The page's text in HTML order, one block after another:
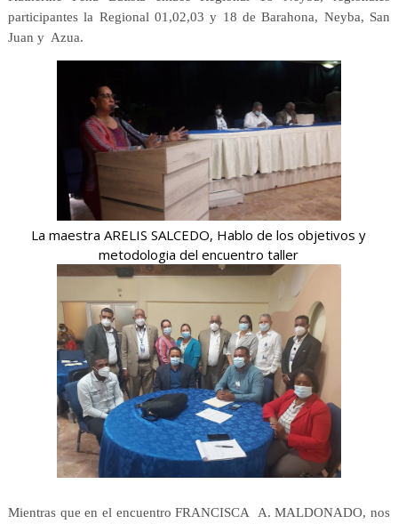
participantes la Regional 01,02,03 y 18 de Barahona, Neyba, San
Juan y Azua.
La maestra ARELIS SALCEDO, Hablo de los objetivos y
metodologia del encuentro taller
Mientras que en el encuentro FRANCISCA A. MALDONADO, nos